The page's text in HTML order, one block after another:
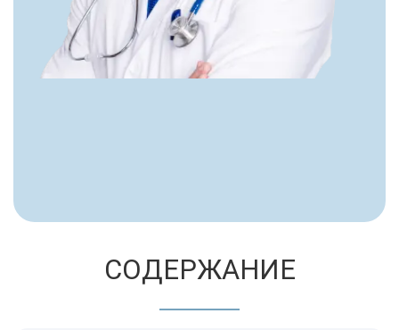
СОДЕРЖАНИЕ